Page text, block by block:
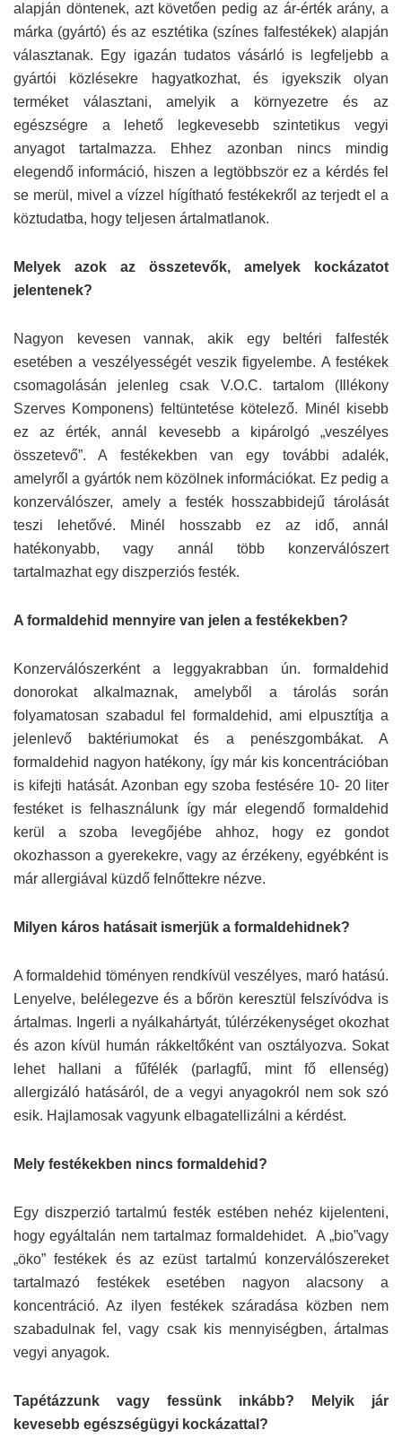
alapján döntenek, azt követően pedig az ár-érték arány, a
márka (gyártó) és az esztétika (színes falfestékek) alapján
választanak. Egy igazán tudatos vásárló is legfeljebb a
gyártói közlésekre hagyatkozhat, és igyekszik olyan
terméket választani, amelyik a környezetre és az
egészségre a lehető legkevesebb szintetikus vegyi
anyagot tartalmazza. Ehhez azonban nincs mindig
elegendő információ, hiszen a legtöbbször ez a kérdés fel
se merül, mivel a vízzel hígítható festékekről az terjedt el a
köztudatba, hogy teljesen ártalmatlanok.
Melyek azok az összetevők, amelyek kockázatot
jelentenek?
Nagyon kevesen vannak, akik egy beltéri falfesték
esetében a veszélyességét veszik figyelembe. A festékek
csomagolásán jelenleg csak V.O.C. tartalom (Illékony
Szerves Komponens) feltüntetése kötelező. Minél kisebb
ez az érték, annál kevesebb a kipárolgó „veszélyes
összetevő”. A festékekben van egy további adalék,
amelyről a gyártók nem közölnek információkat. Ez pedig a
konzerválószer, amely a festék hosszabbidejű tárolását
teszi lehetővé. Minél hosszabb ez az idő, annál
hatékonyabb, vagy annál több konzerválószert
tartalmazhat egy diszperziós festék.
A formaldehid mennyire van jelen a festékekben?
Konzerválószerként a leggyakrabban ún. formaldehid
donorokat alkalmaznak, amelyből a tárolás során
folyamatosan szabadul fel formaldehid, ami elpusztítja a
jelenlevő baktériumokat és a penészgombákat. A
formaldehid nagyon hatékony, így már kis koncentrációban
is kifejti hatását. Azonban egy szoba festésére 10- 20 liter
festéket is felhasználunk így már elegendő formaldehid
kerül a szoba levegőjébe ahhoz, hogy ez gondot
okozhasson a gyerekekre, vagy az érzékeny, egyébként is
már allergiával küzdő felnőttekre nézve.
Milyen káros hatásait ismerjük a formaldehidnek?
A formaldehid töményen rendkívül veszélyes, maró hatású.
Lenyelve, belélegezve és a bőrön keresztül felszívódva is
ártalmas. Ingerli a nyálkahártyát, túlérzékenységet okozhat
és azon kívül humán rákkeltőként van osztályozva. Sokat
lehet hallani a fűfélék (parlagfű, mint fő ellenség)
allergizáló hatásáról, de a vegyi anyagokról nem sok szó
esik. Hajlamosak vagyunk elbagatellizálni a kérdést.
Mely festékekben nincs formaldehid?
Egy diszperzió tartalmú festék estében nehéz kijelenteni,
hogy egyáltalán nem tartalmaz formaldehidet. A „bio”vagy
„öko” festékek és az ezüst tartalmú konzerválószereket
tartalmazó festékek esetében nagyon alacsony a
koncentráció. Az ilyen festékek száradása közben nem
szabadulnak fel, vagy csak kis mennyiségben, ártalmas
vegyi anyagok.
Tapétázzunk vagy fessünk inkább? Melyik jár
kevesebb egészségügyi kockázattal?